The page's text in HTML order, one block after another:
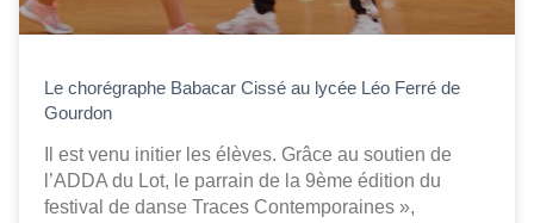
Le chorégraphe Babacar Cissé au lycée Léo Ferré de
Gourdon
Il est venu initier les élèves. Grâce au soutien de
l’ADDA du Lot, le parrain de la 9ème édition du
festival de danse Traces Contemporaines »,